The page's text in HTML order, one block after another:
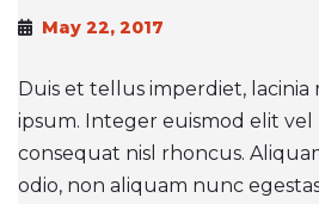
May 22, 2017
Duis et tellus imperdiet, lacinia
ipsum. Integer euismod elit
consequat nisl rhoncus.
odio, non aliquam nunc